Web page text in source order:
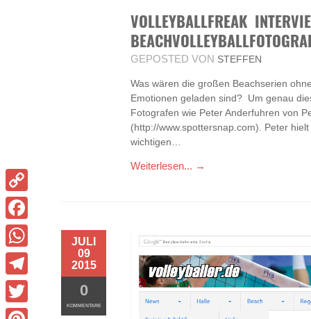
VOLLEYBALLFREAK
GEPOSTED VON STEFFEN
Was wären die großen Beachserien
Emotionen geladen sind? Um genau
Fotografen wie Peter Anderfuhren von
(http://www.spottersnap.com). Peter
wichtigen…
Weiterlesen... →
JULI
09
2015
0
KOMMENTARE
Copy
Link
Facebook
WhatsApp
Telegram
Twitter